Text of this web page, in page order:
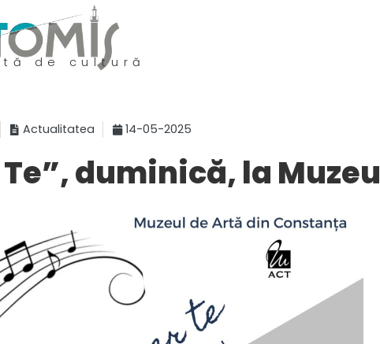
de cultură
Actualitatea 14-05-2025
duminică, la Muzeu